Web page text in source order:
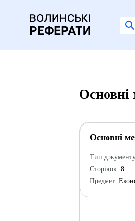
Основні
Основні
Тип
Сторінок: 8
Предмет: